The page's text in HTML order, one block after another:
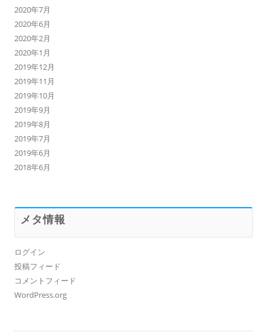
2020年7月
2020年6月
2020年2月
2020年1月
2019年12月
2019年11月
2019年10月
2019年9月
2019年8月
2019年7月
2019年6月
2018年6月
メタ情報
ログイン
投稿フィード
コメントフィード
WordPress.org